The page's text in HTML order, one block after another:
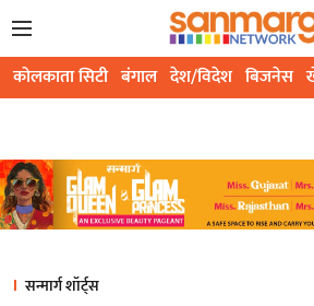
कोलकाता सिटी बंगाल देश/विदेश बिजनेस
सन्मार्ग शॉर्ट्स